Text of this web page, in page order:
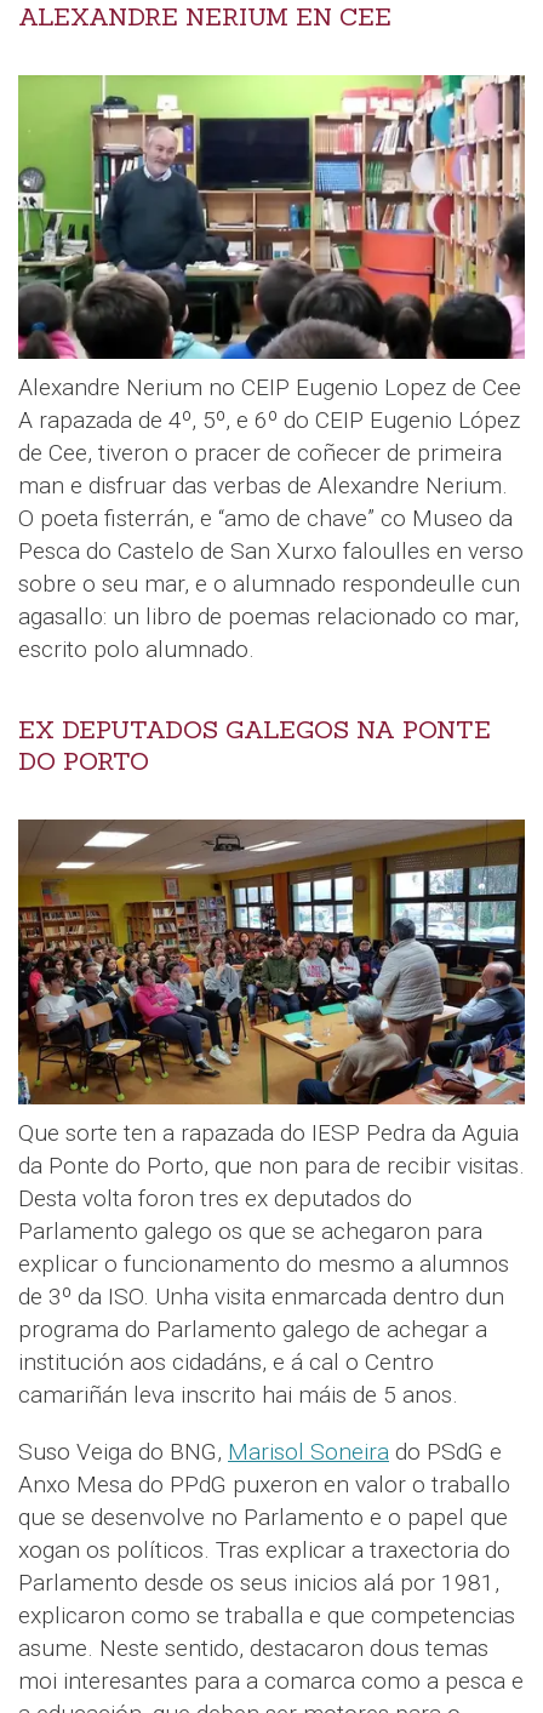
ALEXANDRE NERIUM EN CEE
Alexandre Nerium no CEIP Eugenio Lopez de Cee
A rapazada de 4º, 5º, e 6º do CEIP Eugenio López
de Cee, tiveron o pracer de coñecer de primeira
man e disfruar das verbas de Alexandre Nerium.
O poeta fisterrán, e “amo de chave” co Museo da
Pesca do Castelo de San Xurxo faloulles en verso
sobre o seu mar, e o alumnado respondeulle cun
agasallo: un libro de poemas relacionado co mar,
escrito polo alumnado.
EX DEPUTADOS GALEGOS NA PONTE
DO PORTO
Que sorte ten a rapazada do IESP Pedra da Aguia
da Ponte do Porto, que non para de recibir visitas.
Desta volta foron tres ex deputados do
Parlamento galego os que se achegaron para
explicar o funcionamento do mesmo a alumnos
de 3º da ISO. Unha visita enmarcada dentro dun
programa do Parlamento galego de achegar a
institución aos cidadáns, e á cal o Centro
camariñán leva inscrito hai máis de 5 anos.
Suso Veiga do BNG, Marisol Soneira do PSdG e
Anxo Mesa do PPdG puxeron en valor o traballo
que se desenvolve no Parlamento e o papel que
xogan os políticos. Tras explicar a traxectoria do
Parlamento desde os seus inicios alá por 1981,
explicaron como se traballa e que competencias
asume. Neste sentido, destacaron dous temas
moi interesantes para a comarca como a pesca e